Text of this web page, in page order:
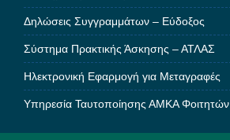
Δηλώσεις Συγγραμμάτων – Εύδοξος
Σύστημα Πρακτικής Άσκησης – ΑΤΛΑΣ
Ηλεκτρονική Εφαρμογή για Μεταγραφές
Υπηρεσία Ταυτοποίησης ΑΜΚΑ Φοιτητών